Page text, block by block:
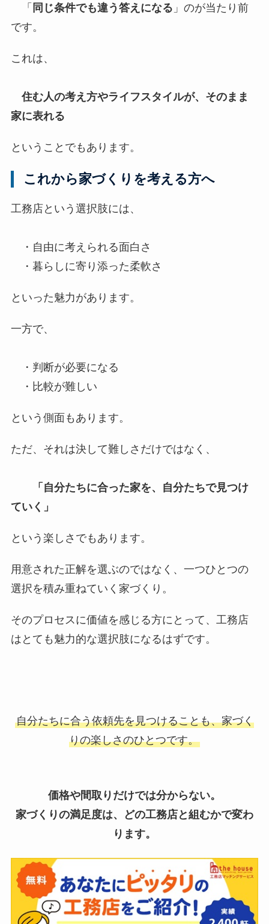
「 同じ条件でも違う答えになる 」のが当たり前
です。
これは、
住む人の考え方やライフスタイルが、そのまま
家に表れる
ということでもあります。
これから家づくりを考える方へ
工務店という選択肢には、
・自由に考えられる面白さ
・暮らしに寄り添った柔軟さ
といった魅力があります。
一方で、
・判断が必要になる
・比較が難しい
という側面もあります。
ただ、それは決して難しさだけではなく、
「自分たちに合った家を、自分たちで見つけ
ていく」
という楽しさでもあります。
用意された正解を選ぶのではなく、一つひとつの
選択を積み重ねていく家づくり。
そのプロセスに価値を感じる方にとって、工務店
はとても魅力的な選択肢になるはずです。
自分たちに合う依頼先を見つけることも、家づく
りの楽しさのひとつです。
価格や間取りだけでは分からない。
家づくりの満足度は、どの工務店と組むかで変わ
ります。